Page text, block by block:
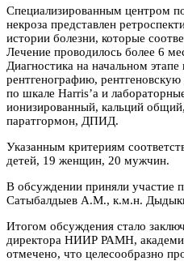
Специализированным центром
некроза представлен
истории болезни, которые
Лечение проводилось более 6
Диагностика на начальном
рентгенографию,
по шкале Harris’a и
ионизированный, кальций
паратгормон, ДПИД.
Указанным критериям
детей, 19 женщин, 20 мужчин.
В обсуждении приняли
Сатыбалдыев А.М., к.м.н.
Итогом обсуждения стало
директора НИИР РАМН,
отмечено, что целесообразно